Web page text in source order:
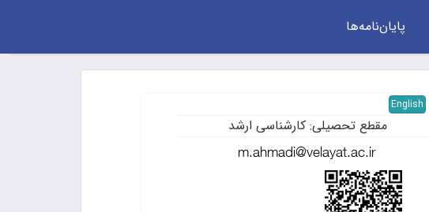
پایان‌نامه‌ها
English
مقطع تحصیلی: کارشناسی ارشد